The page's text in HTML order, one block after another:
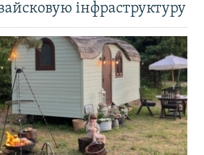
інфраструктуру